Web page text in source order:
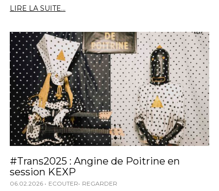
LIRE LA SUITE...
#Trans2025 : Angine de Poitrine en
session KEXP
06.02.2026 ECOUTER REGARDER